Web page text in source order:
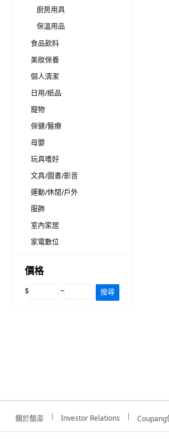
廚房用具
保溫用品
食品飲料
美妝保養
個人清潔
日用/紙品
寵物
保健/醫療
母嬰
玩具嗜好
文具/圖書/影音
運動/休閒/戶外
服飾
室內家居
家電數位
價格
$ ~ 搜尋
關於酷澎 Investor Relations Coupang